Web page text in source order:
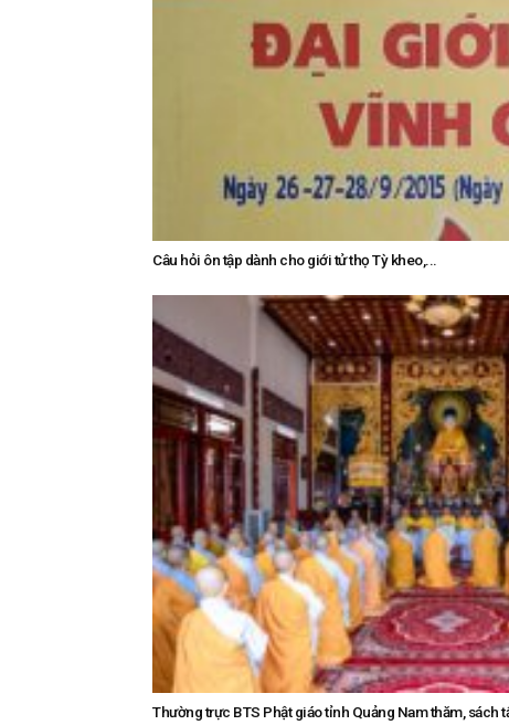
Câu hỏi ôn tập dành cho giới tử thọ Tỳ kheo,...
Thường trực BTS Phật giáo tỉnh Quảng Nam thăm, sách